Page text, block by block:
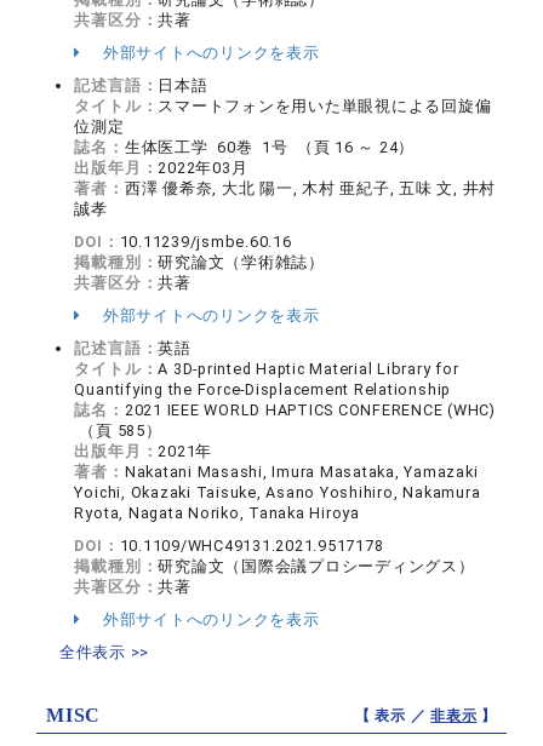
共著区分：共著
外部サイトへのリンクを表示
記述言語： 日本語
タイトル： スマートフォンを用いた単眼視による回旋偏
位測定
誌名： 生体医工学 60巻 1号 （頁 16 ～ 24）
出版年月：2022年03月
著者： 西澤 優希奈, 大北 陽一, 木村 亜紀子, 五味 文, 井村
誠孝
DOI： 10.11239/jsmbe.60.16
掲載種別：研究論文（学術雑誌）
共著区分：共著
外部サイトへのリンクを表示
記述言語：英語
タイトル：A 3D-printed Haptic Material Library for
Quantifying the Force-Displacement Relationship
誌名： 2021 IEEE WORLD HAPTICS CONFERENCE (WHC)
（頁 585）
出版年月：2021年
著者： Nakatani Masashi, Imura Masataka, Yamazaki
Yoichi, Okazaki Taisuke, Asano Yoshihiro, Nakamura
Ryota, Nagata Noriko, Tanaka Hiroya
DOI： 10.1109/WHC49131.2021.9517178
掲載種別：研究論文（国際会議プロシーディングス）
共著区分：共著
外部サイトへのリンクを表示
全件表示 >>
MISC 【 表示 ／非表示 】